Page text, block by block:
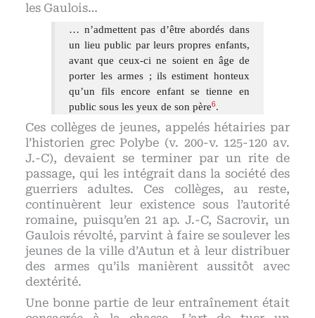
les Gaulois…
… n’admettent pas d’être abordés dans
un lieu public par leurs propres enfants,
avant que ceux-ci ne soient en âge de
porter les armes ; ils estiment honteux
qu’un fils encore enfant se tienne en
public sous les yeux de son père6.
Ces collèges de jeunes, appelés hétairies par
l’historien grec Polybe (v. 200-v. 125-120 av.
J.-C), devaient se terminer par un rite de
passage, qui les intégrait dans la société des
guerriers adultes. Ces collèges, au reste,
continuèrent leur existence sous l’autorité
romaine, puisqu’en 21 ap. J.-C, Sacrovir, un
Gaulois révolté, parvint à faire se soulever les
jeunes de la ville d’Autun et à leur distribuer
des armes qu’ils manièrent aussitôt avec
dextérité.
Une bonne partie de leur entraînement était